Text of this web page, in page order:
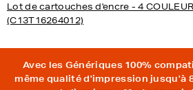
Avec les Génériques 100%
même qualité d'impression jusqu'à
Lot de cartouches d'encre - 4
(C13T16264012)